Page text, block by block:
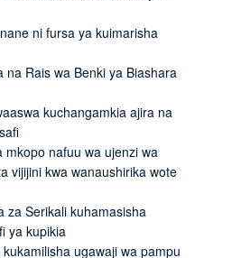
ni fursa ya kuimarisha
na Rais wa Benki ya Biashara
kuchangamkia ajira na
mkopo nafuu wa ujenzi wa
vijijini kwa wanaushirika wote
za Serikali kuhamasisha
ya kupikia
ugawaji wa pampu